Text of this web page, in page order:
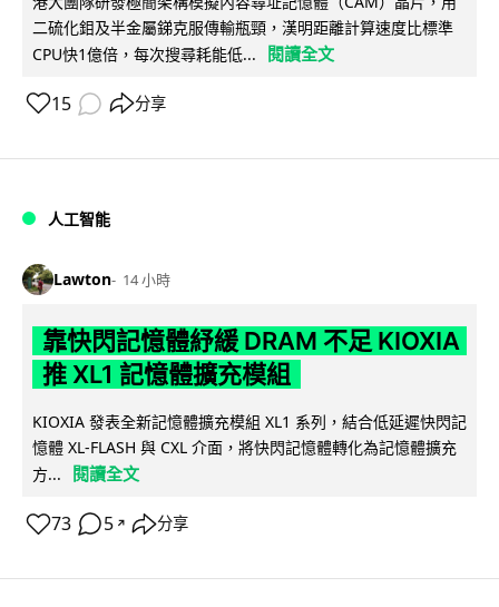
二硫化鉬及半金屬銻克服傳輸瓶頸，漢明距離計算速度比標準
CPU快1億倍，每次搜尋耗能低...
閱讀全文
15 分享
人工智能
Lawton 14 小時
靠快閃記憶體紓緩 DRAM 不足 KIOXIA
推 XL1 記憶體擴充模組
KIOXIA 發表全新記憶體擴充模組 XL1 系列，結合低延遲快閃記
憶體 XL-FLASH 與 CXL 介面，將快閃記憶體轉化為記憶體擴充
方...
閱讀全文
73 5 ↗ 分享